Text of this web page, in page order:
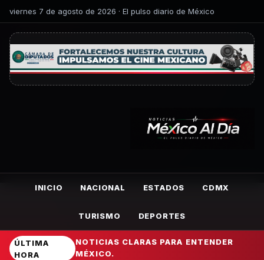
viernes 7 de agosto de 2026 · El pulso diario de México
INICIO NACIONAL ESTADOS CDMX
TURISMO DEPORTES
ÚLTIMA
HORA
NOTICIAS CLARAS PARA ENTENDER
MÉXICO.